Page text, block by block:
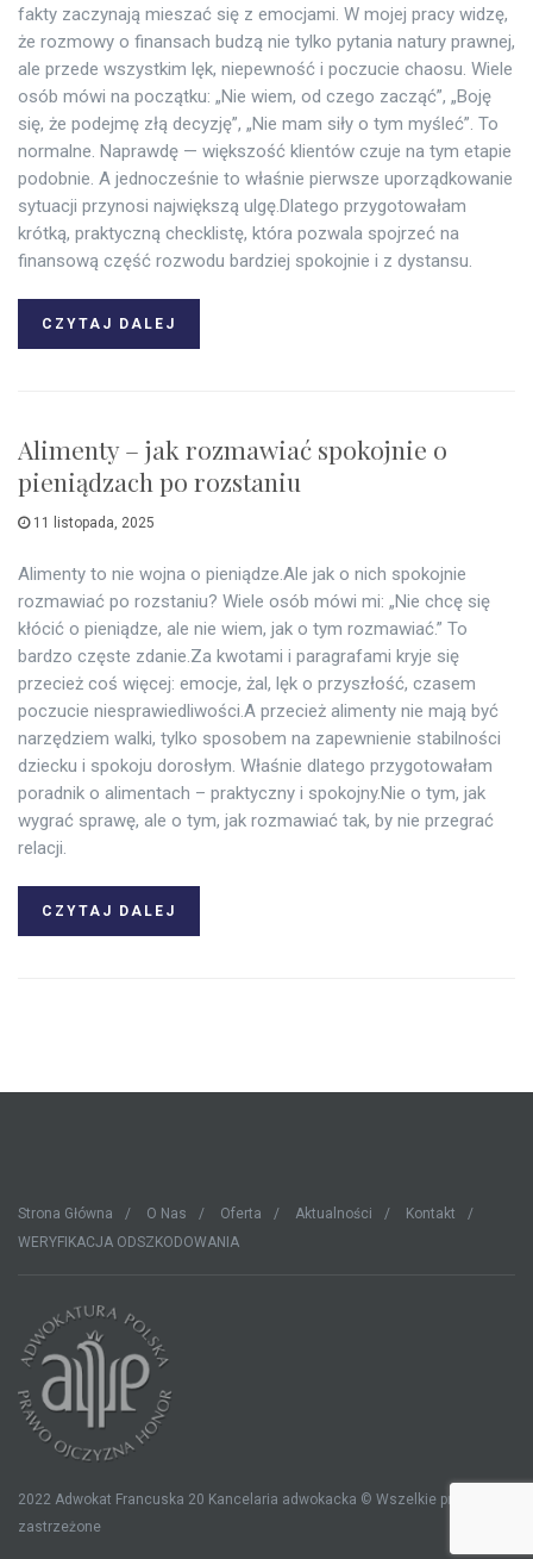
fakty zaczynają mieszać się z emocjami. W mojej pracy widzę,
że rozmowy o finansach budzą nie tylko pytania natury prawnej,
ale przede wszystkim lęk, niepewność i poczucie chaosu. Wiele
osób mówi na początku: „Nie wiem, od czego zacząć”, „Boję
się, że podejmę złą decyzję”, „Nie mam siły o tym myśleć”. To
normalne. Naprawdę — większość klientów czuje na tym etapie
podobnie. A jednocześnie to właśnie pierwsze uporządkowanie
sytuacji przynosi największą ulgę.Dlatego przygotowałam
krótką, praktyczną checklistę, która pozwala spojrzeć na
finansową część rozwodu bardziej spokojnie i z dystansu.
CZYTAJ DALEJ
Alimenty – jak rozmawiać spokojnie o
pieniądzach po rozstaniu
11 listopada, 2025
Alimenty to nie wojna o pieniądze.Ale jak o nich spokojnie
rozmawiać po rozstaniu? Wiele osób mówi mi: „Nie chcę się
kłócić o pieniądze, ale nie wiem, jak o tym rozmawiać.” To
bardzo częste zdanie.Za kwotami i paragrafami kryje się
przecież coś więcej: emocje, żal, lęk o przyszłość, czasem
poczucie niesprawiedliwości.A przecież alimenty nie mają być
narzędziem walki, tylko sposobem na zapewnienie stabilności
dziecku i spokoju dorosłym. Właśnie dlatego przygotowałam
poradnik o alimentach – praktyczny i spokojny.Nie o tym, jak
wygrać sprawę, ale o tym, jak rozmawiać tak, by nie przegrać
relacji.
CZYTAJ DALEJ
Strona Główna O Nas Oferta Aktualności
Kontakt
WERYFIKACJA ODSZKODOWANIA
2022 Adwokat Francuska 20 Kancelaria adwokacka © Wszelkie prawa
zastrzeżone